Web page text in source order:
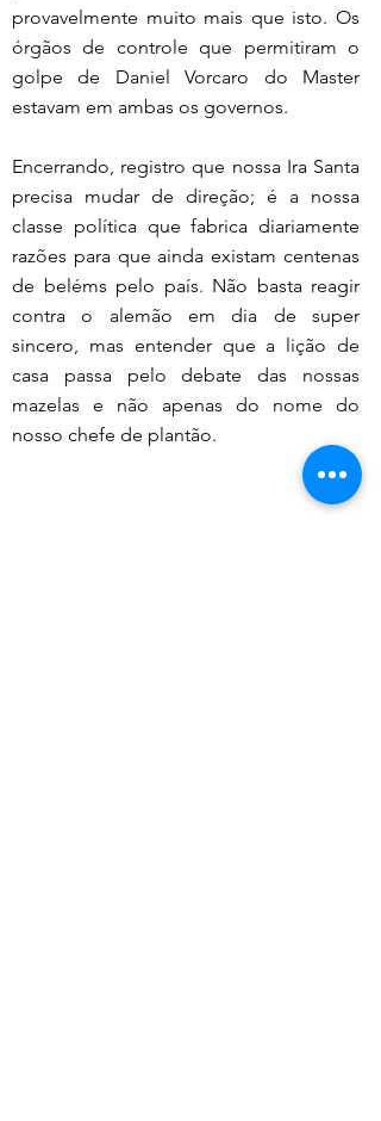
provavelmente muito mais que isto. Os
órgãos de controle que permitiram o
golpe de Daniel Vorcaro do Master
estavam em ambas os governos.
Encerrando, registro que nossa Ira Santa
precisa mudar de direção; é a nossa
classe política que fabrica diariamente
razões para que ainda existam centenas
de beléms pelo país. Não basta reagir
contra o alemão em dia de super
sincero, mas entender que a lição de
casa passa pelo debate das nossas
mazelas e não apenas do nome do
nosso chefe de plantão.